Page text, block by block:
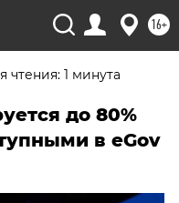
16+
1 минута
до 80%
в eGov